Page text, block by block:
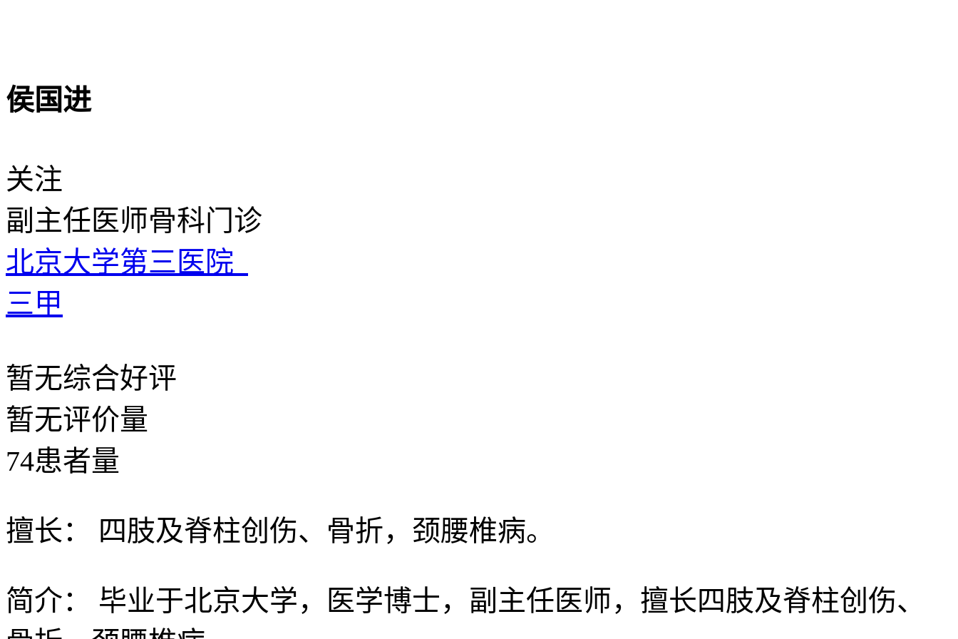
侯国进
关注
副主任医师骨科门诊
北京大学第三医院
三甲
暂无综合好评
暂无评价量
74患者量
擅长： 四肢及脊柱创伤、骨折，颈腰椎病。
简介：
毕业于北京大学，医学博士，副主任医师，擅长四肢及脊柱创伤、